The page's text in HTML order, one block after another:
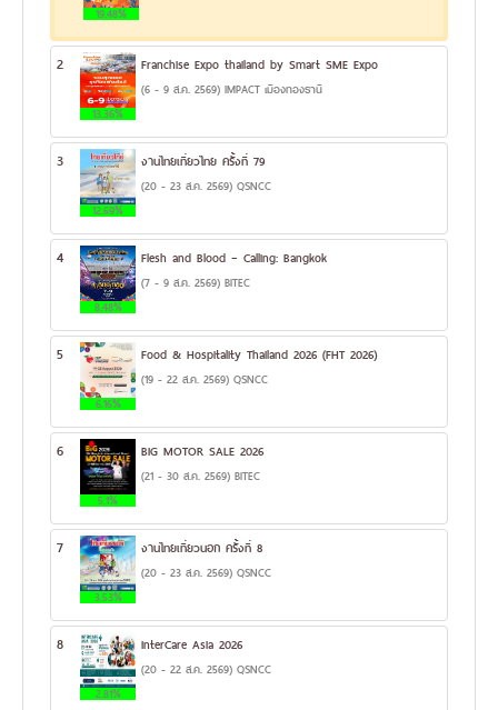
19.48%
2
13.36%
Franchise Expo thailand by Smart SME Expo
(6 - 9 ส.ค. 2569) IMPACT เมืองทองธานี
3
12.69%
งานไทยเที่ยวไทย ครั้งที่ 79
(20 - 23 ส.ค. 2569) QSNCC
4
8.48%
Flesh and Blood – Calling: Bangkok
(7 - 9 ส.ค. 2569) BITEC
5
6.16%
Food & Hospitality Thailand 2026 (FHT 2026)
(19 - 22 ส.ค. 2569) QSNCC
6
5.1%
BIG MOTOR SALE 2026
(21 - 30 ส.ค. 2569) BITEC
7
3.53%
งานไทยเที่ยวนอก ครั้งที่ 8
(20 - 23 ส.ค. 2569) QSNCC
8
2.81%
InterCare Asia 2026
(20 - 22 ส.ค. 2569) QSNCC